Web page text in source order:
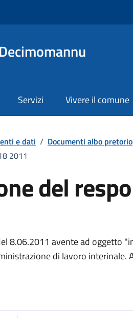
Servizi Vivere il comune
e dati / Documenti albo pretorio
2011
del
8.06.2011 avente ad oggetto
di lavoro interinale.